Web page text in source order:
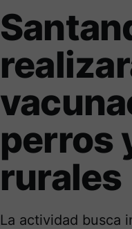
perros
rurales
La actividad busca